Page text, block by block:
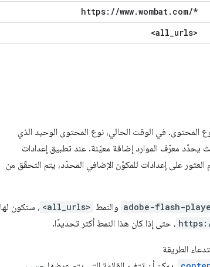
https: //www.wombat. com/*
<all_urls>
المحتوى. في الوقت الحالي، نوع المحتوى الوحيد الذي
يحدّد معرّف الموارد إضافة معيّنة. عند تطبيق إعدادات
على إعدادات للمكوّن الإضافي المحدّد، يتم التحقّق من
adobe-flash- والنمط <all_urls> ، ستكون لها
، حتى إذا كان هذا النمط أكثر تحديدًا.
الطريقة